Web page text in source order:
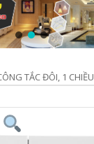
TẮC ĐÔI, 1 CHIỀU